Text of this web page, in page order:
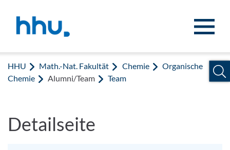
HHU Math.-Nat. Fakultät Chemie
Organische
Chemie
Alumni/Team Team
Detailseite